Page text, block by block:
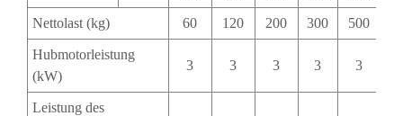
Nettolast (kg) 60 120 200 300 500
Hubmotorleistung
(kW)
3 3 3 3 3
Leistung des